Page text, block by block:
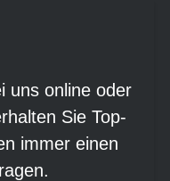
uns online oder
Sie Top-
immer einen